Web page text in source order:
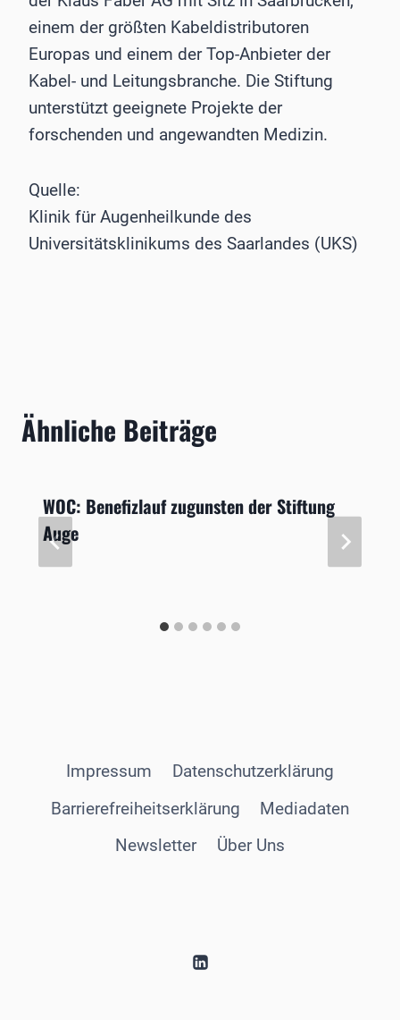
einem der größten Kabeldistributoren
Europas und einem der Top-Anbieter der
Kabel- und Leitungsbranche. Die Stiftung
unterstützt geeignete Projekte der
forschenden und angewandten Medizin.
Quelle:
Klinik für Augenheilkunde des
Universitätsklinikums des Saarlandes (UKS)
Ähnliche Beiträge
WOC: Benefizlauf zugunsten der Stiftung
Auge
Impressum
Datenschutzerklärung
Barrierefreiheitserklärung
Mediadaten
Newsletter
Über Uns